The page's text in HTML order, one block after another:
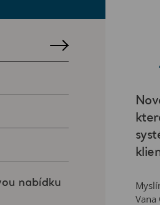
nabídku
Vana